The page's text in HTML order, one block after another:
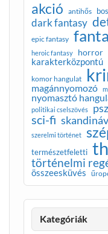
akció antihős
dark fantasy
epic fantasy
heroic fantasy horror
karakterközpontú
komor hangulat
magánnyomozó
nyomasztó
politikai cselszövés
sci-fi
szerelmi történet
természetfeletti
történelmi
összeesküvés
Kategóriák